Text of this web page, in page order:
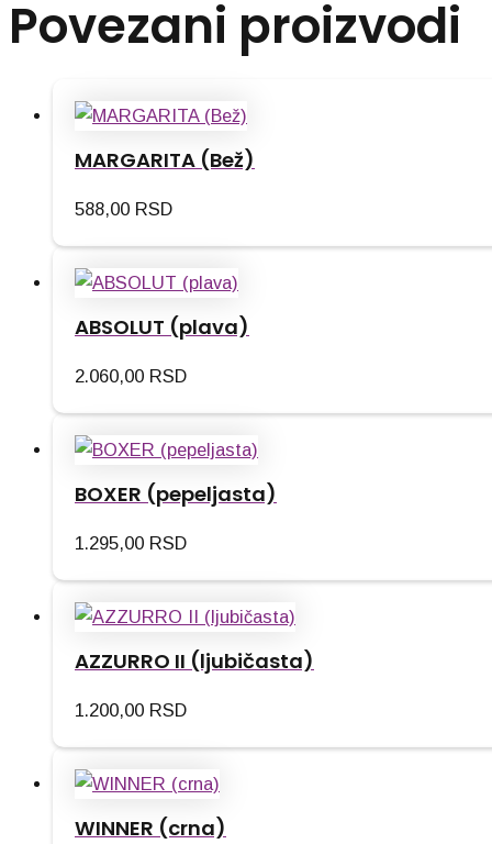
Povezani proizvodi
MARGARITA (Bež)
588,00 RSD
ABSOLUT (plava)
2.060,00 RSD
BOXER (pepeljasta)
1.295,00 RSD
AZZURRO II (ljubičasta)
1.200,00 RSD
WINNER (crna)